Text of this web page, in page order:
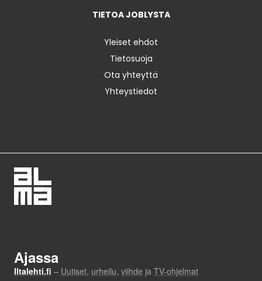
TIETOA JOBLYSTA
Yleiset ehdot
Tietosuoja
Ota yhteyttä
Yhteystiedot